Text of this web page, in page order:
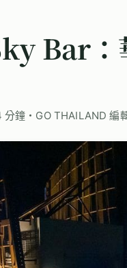
Bar：
鐘・GO THAILAND 編